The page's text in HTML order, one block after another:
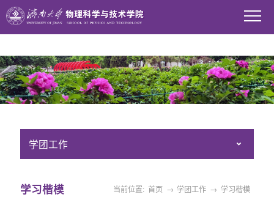
WilliamHill中文官方网站
学团工作
学习楷模 当前位置: 首页 → 学团工作 → 学习楷模